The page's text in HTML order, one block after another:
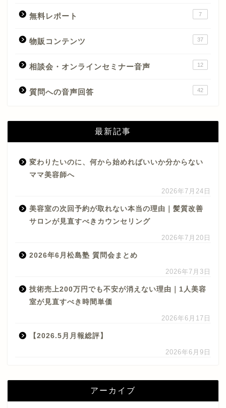
無料レポート 7
物販コンテンツ 37
相談会・オンラインセミナー音声 12
質問への音声回答 42
最新記事
変わりたいのに、何から始めればいいか分からない
ママ美容師へ
2026年7月24日
美容室の次回予約が取れない本当の理由｜髪質改善
サロンが見直すべきカウンセリング
2026年7月20日
2026年6月松島塾 質問会まとめ
2026年7月3日
技術売上200万円でも不安が消えない理由｜1人美容
室が見直すべき時間単価
2026年6月17日
【2026.5月月報総評】
2026年6月9日
アーカイブ